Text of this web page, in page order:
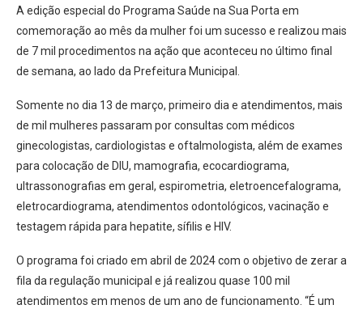
A edição especial do Programa Saúde na Sua Porta em
comemoração ao mês da mulher foi um sucesso e realizou mais
de 7 mil procedimentos na ação que aconteceu no último final
de semana, ao lado da Prefeitura Municipal.
Somente no dia 13 de março, primeiro dia e atendimentos, mais
de mil mulheres passaram por consultas com médicos
ginecologistas, cardiologistas e oftalmologista, além de exames
para colocação de DIU, mamografia, ecocardiograma,
ultrassonografias em geral, espirometria, eletroencefalograma,
eletrocardiograma, atendimentos odontológicos, vacinação e
testagem rápida para hepatite, sífilis e HIV.
O programa foi criado em abril de 2024 com o objetivo de zerar a
fila da regulação municipal e já realizou quase 100 mil
atendimentos em menos de um ano de funcionamento. “É um